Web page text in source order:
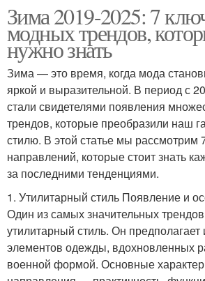
Зима 2019-2025: 7
модных трендов,
нужно знать
Зима — это время, когда мода
яркой и выразительной. В период с
стали свидетелями появления
трендов, которые преобразили наш
стилю. В этой статье мы
направлений, которые стоит знать
за последними тенденциями.
1. Утилитарный стиль Появление и
Один из самых значительных
утилитарный стиль. Он предполагает
элементов одежды, вдохновленных
военной формой. Основные